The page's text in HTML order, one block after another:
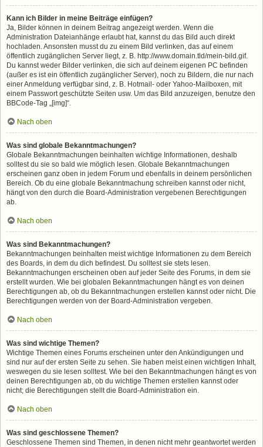
Kann ich Bilder in meine Beiträge einfügen?
Ja, Bilder können in deinem Beitrag angezeigt werden. Wenn die
Administration Dateianhänge erlaubt hat, kannst du das Bild auch direkt
hochladen. Ansonsten musst du zu einem Bild verlinken, das auf einem
öffentlich zugänglichen Server liegt, z. B. http://www.domain.tld/mein-bild.gif.
Du kannst weder Bilder verlinken, die sich auf deinem eigenen PC befinden
(außer es ist ein öffentlich zugänglicher Server), noch zu Bildern, die nur nach
einer Anmeldung verfügbar sind, z. B. Hotmail- oder Yahoo-Mailboxen, mit
einem Passwort geschützte Seiten usw. Um das Bild anzuzeigen, benutze den
BBCode-Tag „[img]“.
Nach oben
Was sind globale Bekanntmachungen?
Globale Bekanntmachungen beinhalten wichtige Informationen, deshalb
solltest du sie so bald wie möglich lesen. Globale Bekanntmachungen
erscheinen ganz oben in jedem Forum und ebenfalls in deinem persönlichen
Bereich. Ob du eine globale Bekanntmachung schreiben kannst oder nicht,
hängt von den durch die Board-Administration vergebenen Berechtigungen
ab.
Nach oben
Was sind Bekanntmachungen?
Bekanntmachungen beinhalten meist wichtige Informationen zu dem Bereich
des Boards, in dem du dich befindest. Du solltest sie stets lesen.
Bekanntmachungen erscheinen oben auf jeder Seite des Forums, in dem sie
erstellt wurden. Wie bei globalen Bekanntmachungen hängt es von deinen
Berechtigungen ab, ob du Bekanntmachungen erstellen kannst oder nicht. Die
Berechtigungen werden von der Board-Administration vergeben.
Nach oben
Was sind wichtige Themen?
Wichtige Themen eines Forums erscheinen unter den Ankündigungen und
sind nur auf der ersten Seite zu sehen. Sie haben meist einen wichtigen Inhalt,
weswegen du sie lesen solltest. Wie bei den Bekanntmachungen hängt es von
deinen Berechtigungen ab, ob du wichtige Themen erstellen kannst oder
nicht; die Berechtigungen stellt die Board-Administration ein.
Nach oben
Was sind geschlossene Themen?
Geschlossene Themen sind Themen, in denen nicht mehr geantwortet werden